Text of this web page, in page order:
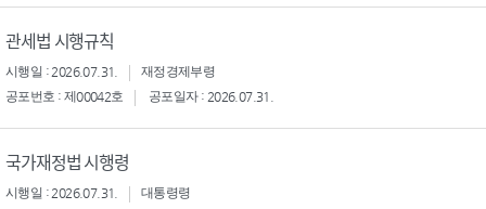
관세법 시행규칙
시행일 : 2026.07.31.
재정경제부령
공포번호 : 제00042호
공포일자 : 2026.07.31.
국가재정법 시행령
시행일 : 2026.07.31.
대통령령